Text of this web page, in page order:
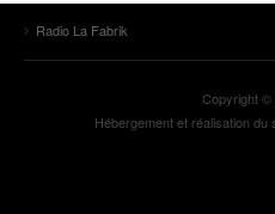
Radio La Fabrik
Copyright ©
Hébergement et réalisation du